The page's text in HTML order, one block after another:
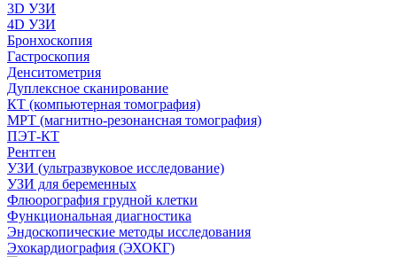
3D УЗИ
4D УЗИ
Бронхоскопия
Гастроскопия
Денситометрия
Дуплексное сканирование
КТ (компьютерная томография)
МРТ (магнитно-резонансная томография)
ПЭТ-КТ
Рентген
УЗИ (ультразвуковое исследование)
УЗИ для беременных
Флюорография грудной клетки
Функциональная диагностика
Эндоскопические методы исследования
Эхокардиография (ЭХОКГ)